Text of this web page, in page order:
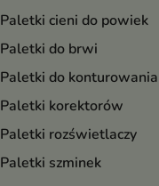
Paletki cieni do powiek
Paletki do brwi
Paletki do
Paletki korektorów
Paletki rozświetlaczy
Paletki szminek